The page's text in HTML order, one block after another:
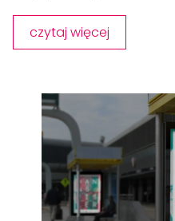
czytaj więcej